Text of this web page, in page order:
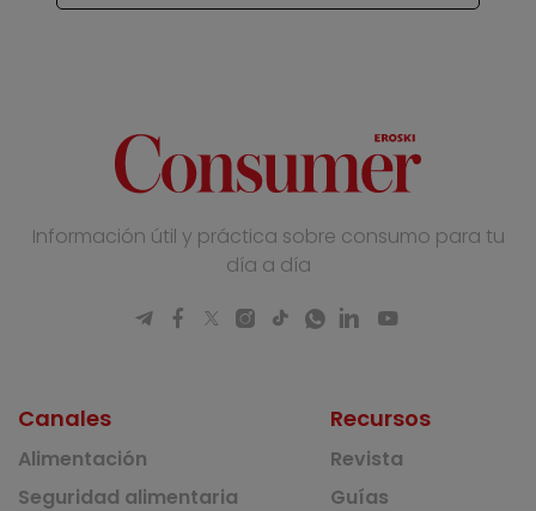
Información útil y práctica sobre consumo para tu
día a día
Canales
Alimentación
Seguridad alimentaria
Recursos
Revista
Guías